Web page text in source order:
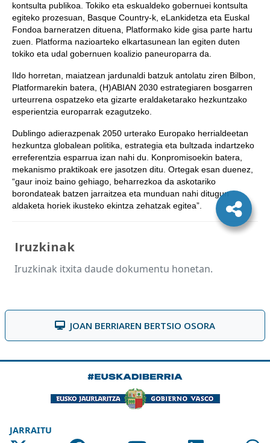
kontsulta publikoa. Tokiko eta eskualdeko gobernuei kontsulta
egiteko prozesuan, Basque Country-k, eLankidetza eta Euskal
Fondoa barneratzen dituena, Platformako kide gisa parte hartu
zuen. Platforma nazioarteko elkartasunean lan egiten duten
tokiko eta udal gobernuen koalizio paneuroparra da.
Ildo horretan, maiatzean jardunaldi batzuk antolatu ziren Bilbon,
Platformarekin batera, (H)ABIAN 2030 estrategiaren bosgarren
urteurrena ospatzeko eta gizarte eraldaketarako hezkuntzako
esperientzia europarrak ezagutzeko.
Dublingo adierazpenak 2050 urterako Europako herrialdeetan
hezkuntza globalean politika, estrategia eta bultzada indartzeko
erreferentzia esparrua izan nahi du. Konpromisoekin batera,
mekanismo praktikoak ere jasotzen ditu. Ortegak esan duenez,
“gaur inoiz baino gehiago, beharrezkoa da askotariko
borondateak batzen jarraitzea eta munduan nahi ditugun
aldaketa horiek ikusteko ekintza zehatzak egitea”.
Iruzkinak
Iruzkinak itxita daude dokumentu honetan.
JOAN BERRIAREN BERTSIO OSORA
JARRAITU